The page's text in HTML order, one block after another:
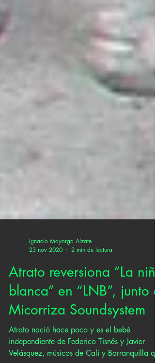
Ignacio Mayorga Alzate
23 nov 2020
2 min de lectura
Atrato reversiona “La niña
blanca” en “LNB”, junto a
Micorriza Soundsystem